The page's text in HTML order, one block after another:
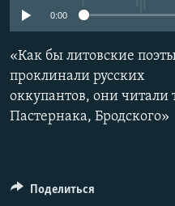
РАСПИСАНИЕ ВЕЩАНИЯ
ПОДПИШИТЕСЬ НА
СОЦИАЛЬНЫЕ СЕТИ
Все сайты РСЕ/РС
0:00
«Как бы литовские
проклинали русских
оккупантов, они
Пастернака, Бродского»
Поделиться